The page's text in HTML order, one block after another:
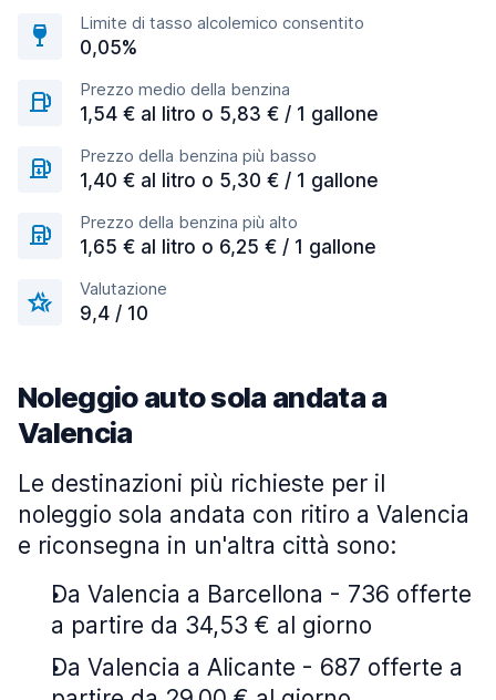
Limite di tasso alcolemico consentito
0,05%
Prezzo medio della benzina
1,54 € al litro o 5,83 € / 1 gallone
Prezzo della benzina più basso
1,40 € al litro o 5,30 € / 1 gallone
Prezzo della benzina più alto
1,65 € al litro o 6,25 € / 1 gallone
Valutazione
9,4 / 10
Noleggio auto sola andata a
Valencia
Le destinazioni più richieste per il
noleggio sola andata con ritiro a Valencia
e riconsegna in un'altra città sono:
Da Valencia a Barcellona - 736 offerte
a partire da 34,53 € al giorno
Da Valencia a Alicante - 687 offerte a